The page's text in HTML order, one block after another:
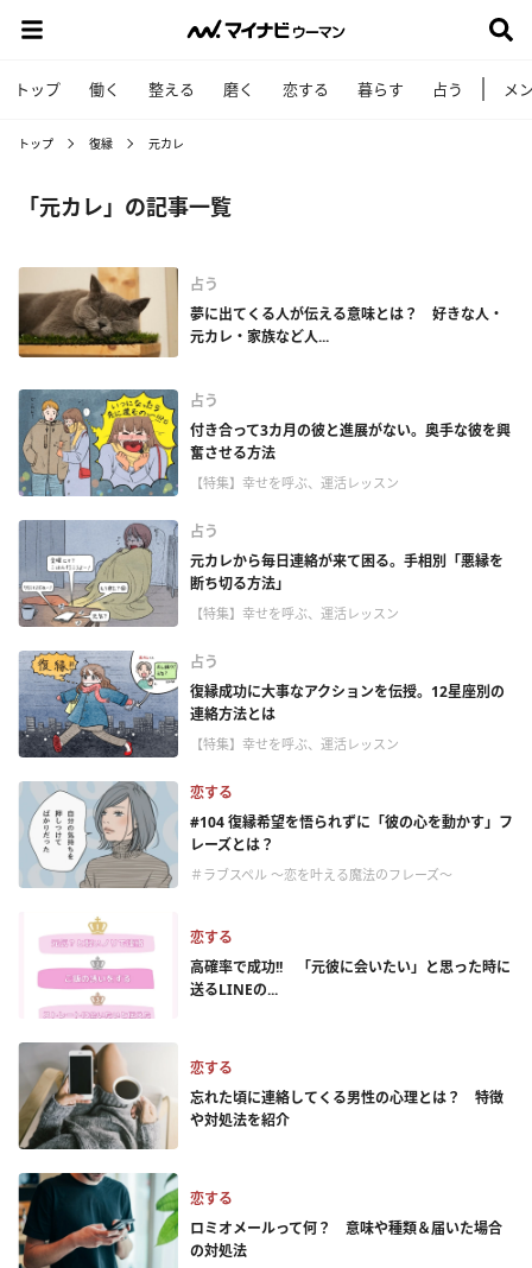
トップ 働く 整える 磨く 恋する 暮らす 占う メ
トップ 復縁 元カレ
「元カレ」の記事一覧
占う
夢に出てくる人が伝える意味とは？ 好きな人・
元カレ・家族など人...
占う
付き合って3カ月の彼と進展がない。奥手な彼を興
奮させる方法
【特集】幸せを呼ぶ、運活レッスン
占う
元カレから毎日連絡が来て困る。手相別「悪縁を
断ち切る方法」
【特集】幸せを呼ぶ、運活レッスン
占う
復縁成功に大事なアクションを伝授。12星座別の
連絡方法とは
【特集】幸せを呼ぶ、運活レッスン
恋する
#104 復縁希望を悟られずに「彼の心を動かす」フ
レーズとは？
＃ラブスペル ～恋を叶える魔法のフレーズ～
恋する
高確率で成功!! 「元彼に会いたい」と思った時に
送るLINEの...
恋する
忘れた頃に連絡してくる男性の心理とは？ 特徴
や対処法を紹介
恋する
ロミオメールって何？ 意味や種類＆届いた場合
の対処法